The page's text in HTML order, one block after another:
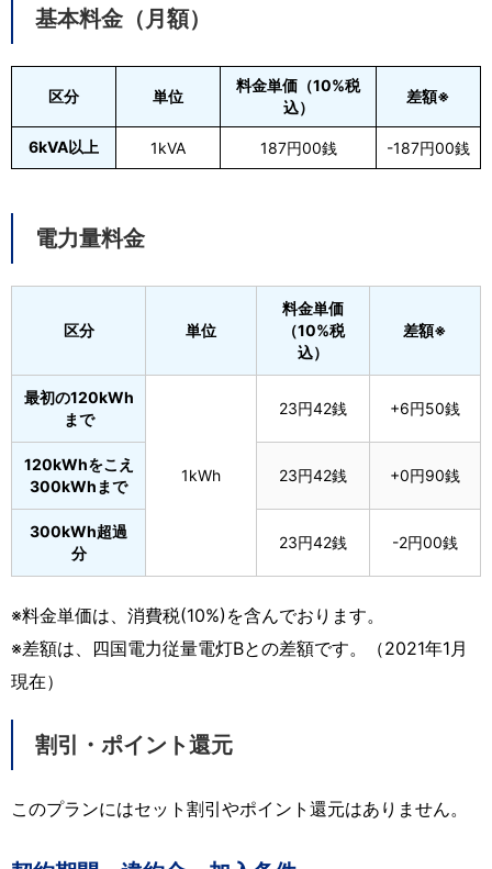
基本料金（月額）
区分 単位
料金単価（10%税
込）
差額※
6kVA以上 1kVA 187円00銭 -187円00銭
電力量料金
区分 単位
料金単価
（10%税
込）
差額※
最初の120kWh
まで
1kWh
23円42銭 +6円50銭
120kWhをこえ
300kWhまで
23円42銭 +0円90銭
300kWh超過
分
23円42銭 -2円00銭
※料金単価は、消費税(10%)を含んでおります。
※差額は、四国電力従量電灯Bとの差額です。（2021年1月
現在）
割引・ポイント還元
このプランにはセット割引やポイント還元はありません。